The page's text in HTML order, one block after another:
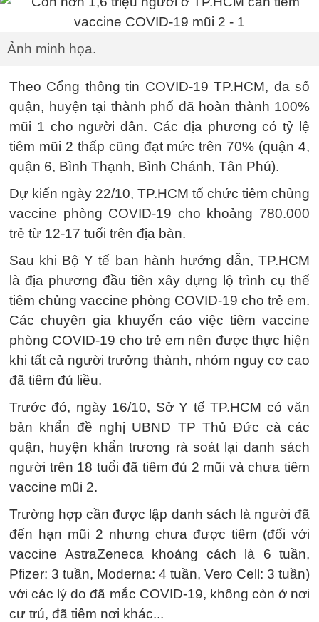
Ảnh minh họa.
Theo Cổng thông tin COVID-19 TP.HCM, đa số
quận, huyện tại thành phố đã hoàn thành 100%
mũi 1 cho người dân. Các địa phương có tỷ lệ
tiêm mũi 2 thấp cũng đạt mức trên 70% (quận 4,
quận 6, Bình Thạnh, Bình Chánh, Tân Phú).
Dự kiến ngày 22/10, TP.HCM tổ chức tiêm chủng
vaccine phòng COVID-19 cho khoảng 780.000
trẻ từ 12-17 tuổi trên địa bàn.
Sau khi Bộ Y tế ban hành hướng dẫn, TP.HCM
là địa phương đầu tiên xây dựng lộ trình cụ thể
tiêm chủng vaccine phòng COVID-19 cho trẻ em.
Các chuyên gia khuyến cáo việc tiêm vaccine
phòng COVID-19 cho trẻ em nên được thực hiện
khi tất cả người trưởng thành, nhóm nguy cơ cao
đã tiêm đủ liều.
Trước đó, ngày 16/10, Sở Y tế TP.HCM có văn
bản khẩn đề nghị UBND TP Thủ Đức cà các
quận, huyện khẩn trương rà soát lại danh sách
người trên 18 tuổi đã tiêm đủ 2 mũi và chưa tiêm
vaccine mũi 2.
Trường hợp cần được lập danh sách là người đã
đến hạn mũi 2 nhưng chưa được tiêm (đối với
vaccine AstraZeneca khoảng cách là 6 tuần,
Pfizer: 3 tuần, Moderna: 4 tuần, Vero Cell: 3 tuần)
với các lý do đã mắc COVID-19, không còn ở nơi
cư trú, đã tiêm nơi khác...